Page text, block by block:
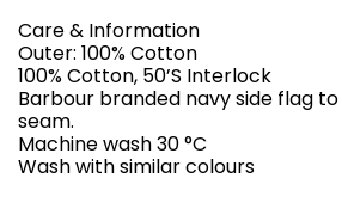
Care & Information
Outer: 100% Cotton
100% Cotton, 50’S Interlock
Barbour branded navy side flag
seam.
Machine wash 30 °C
Wash with similar colours